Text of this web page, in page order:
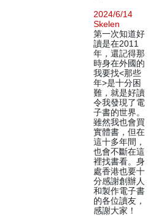
2024/6/14
Skelen
第一次知道好
讀是在2011
年，還記得那
時身在外國的
我要找<那些
年>是十分困
難，就是好讀
令我發現了電
子書的世界。
雖然我也會買
實體書，但在
這十多年間，
也會不斷在這
裡找書看。身
處香港也要十
分感謝創辦人
和製作電子書
的各位讀友，
感謝大家！